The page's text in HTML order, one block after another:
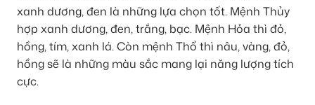
xanh dương, đen là những lựa chọn tốt. Mệnh Thủy
hợp xanh dương, đen, trắng, bạc. Mệnh Hỏa thì đỏ,
hồng, tím, xanh lá. Còn mệnh Thổ thì nâu, vàng, đỏ,
hồng sẽ là những màu sắc mang lại năng lượng tích
cực.